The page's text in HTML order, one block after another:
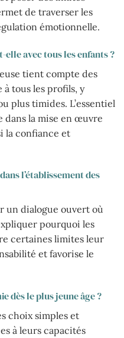
de traverser les
émotionnelle.
avec tous les enfants ?
tient compte des
à tous les profils, y
plus timides. L’essentiel
dans la mise en œuvre
la confiance et
l’établissement des
un dialogue ouvert où
pourquoi les
certaines limites leur
et favorise le
dès le plus jeune âge ?
choix simples et
à leurs capacités